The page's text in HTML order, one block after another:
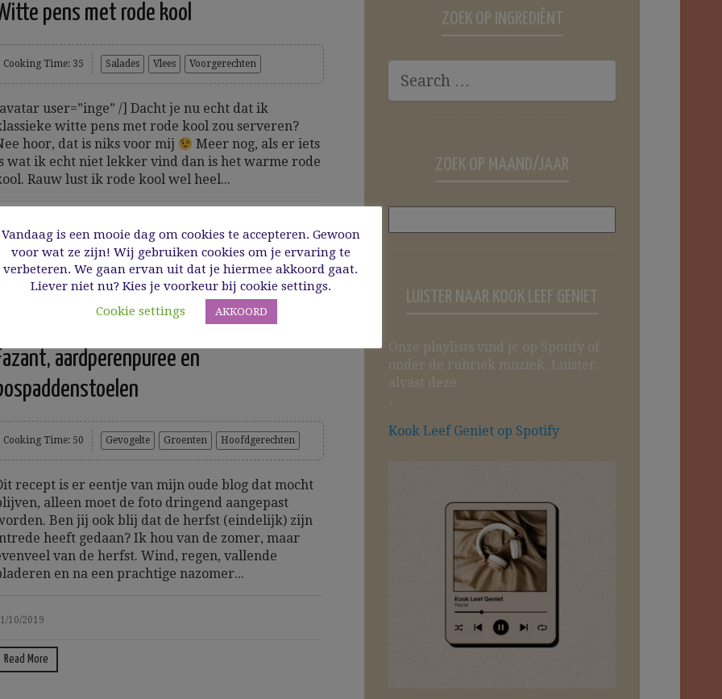
pens met rode kool
Cooking Time: 35 Salades Vlees Voorgerechten
user=”inge” /] Dacht je nu echt dat ik
witte pens met rode kool zou serveren?
hoor, dat is niks voor mij
Meer nog, als er iets
wat ik echt niet lekker vind dan is het warme rode
Rauw lust ik rode kool wel heel...
Read More
aardperenpuree en
Cooking Time: 50 Gevogelte Groenten Hoofdgerechten
recept is er eentje van mijn oude blog dat mocht
alleen moet de foto dringend aangepast
Ben jij ook blij dat de herfst (eindelijk) zijn
heeft gedaan? Ik hou van de zomer, maar
van de herfst. Wind, regen, vallende
en na een prachtige nazomer...
10/2019
Read More
ZOEK OP INGREDIËNT
ZOEK OP MAAND/JAAR
LUISTER NAAR KOOK LEEF GENIET
Onze playlists vind je op Spotify of
onder de rubriek muziek. Luister
alvast deze
↓
Kook Leef Geniet op Spotify
Vandaag is een mooie dag om cookies te accepteren. Gewoon
voor wat ze zijn! Wij gebruiken cookies om je ervaring te
verbeteren. We gaan ervan uit dat je hiermee akkoord gaat.
Liever niet nu? Kies je voorkeur bij cookie settings.
Cookie settings
AKKOORD